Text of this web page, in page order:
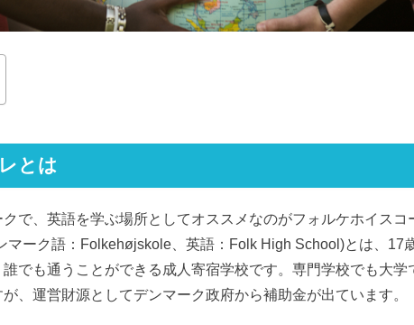
とは
で、英語を学ぶ場所としてオススメなのがフォルケホイスコ
マーク語：Folkehøjskole、英語：Folk High School)とは、17
誰でも通うことができる成人寄宿学校です。専門学校でも大学
、運営財源としてデンマーク政府から補助金が出ています。